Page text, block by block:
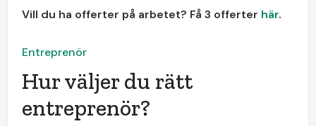
Vill du ha offerter på arbetet? Få 3 offerter här.
Entreprenör
Hur väljer du rätt
entreprenör?